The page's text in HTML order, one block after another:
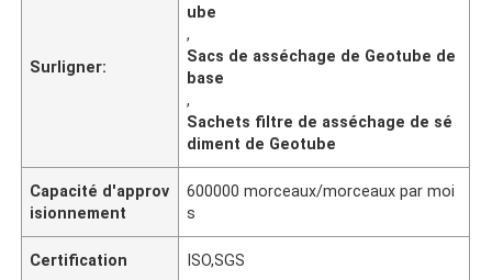
Surligner:
ube
,
Sacs de asséchage de Geotube de
base
,
Sachets filtre de asséchage de sé
diment de Geotube
Capacité d'approv
isionnement
600000 morceaux/morceaux par moi
s
Certification ISO,SGS